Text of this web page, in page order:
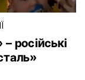
російські